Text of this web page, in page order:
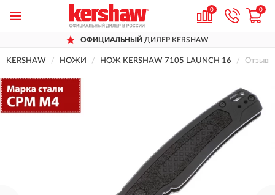
0 0
ОФИЦИАЛЬНЫЙ ДИЛЕР KERSHAW
KERSHAW НОЖИ НОЖ KERSHAW 7105 LAUNCH 16 Отзывы